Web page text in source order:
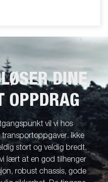
DINE
OPPDRAG
vil vi hos
transportoppgaver. Ikke
stort og veldig bredt.
lært at en god tilhenger
robust chassis, gode